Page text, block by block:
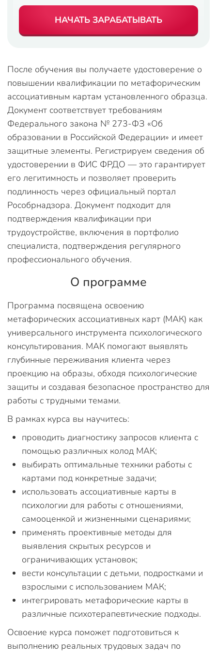
НАЧАТЬ ЗАРАБАТЫВАТЬ
После обучения вы получаете удостоверение о
повышении квалификации по метафорическим
ассоциативным картам установленного образца.
Документ соответствует требованиям
Федерального закона № 273-ФЗ «Об
образовании в Российской Федерации» и имеет
защитные элементы. Регистрируем сведения об
удостоверении в ФИС ФРДО — это гарантирует
его легитимность и позволяет проверить
подлинность через официальный портал
Рособрнадзора. Документ подходит для
подтверждения квалификации при
трудоустройстве, включения в портфолио
специалиста, подтверждения регулярного
профессионального обучения.
О программе
Программа посвящена освоению
метафорических ассоциативных карт (МАК) как
универсального инструмента психологического
консультирования. МАК помогают выявлять
глубинные переживания клиента через
проекцию на образы, обходя психологические
защиты и создавая безопасное пространство для
работы с трудными темами.
В рамках курса вы научитесь:
проводить диагностику запросов клиента с
помощью различных колод МАК;
выбирать оптимальные техники работы с
картами под конкретные задачи;
использовать ассоциативные карты в
психологии для работы с отношениями,
самооценкой и жизненными сценариями;
применять проективные методы для
выявления скрытых ресурсов и
ограничивающих установок;
вести консультации с детьми, подростками и
взрослыми с использованием МАК;
интегрировать метафорические карты в
различные психотерапевтические подходы.
Освоение курса поможет подготовиться к
выполнению реальных трудовых задач по